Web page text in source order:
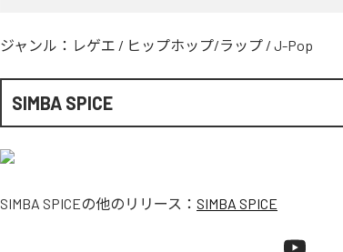
ジャンル： レゲエ / ヒップホップ/ラップ / J-Pop
SIMBA SPICE
SIMBA SPICEの他のリリース： SIMBA SPICE